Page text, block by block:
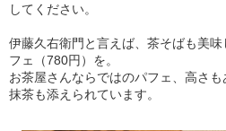
してください。
伊藤久右衛門と言えば、茶そばも美
フェ（780円）を。
お茶屋さんならではのパフェ、高さ
抹茶も添えられています。